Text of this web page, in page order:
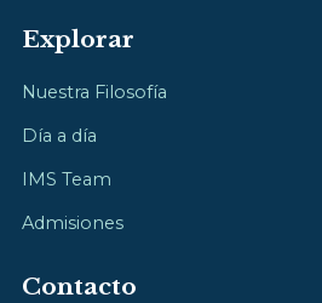
Explorar
Nuestra Filosofía
Día a día
IMS Team
Admisiones
Contacto